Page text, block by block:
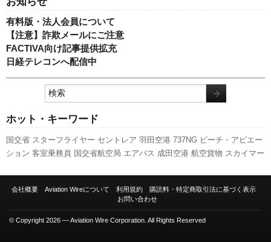
有料版・法人会員について
【注意】詐欺メールにご注意
FACTIVA向け記事提供拡充
日経テレコンへ配信中
ホット・キーワード
国交省 スターフライヤー セントレア 羽田空港 737NG ピーチ・アビエー
ション 客室乗務員 国交省航空局 エアバス 成田空港 航空貨物 スカイマー
ングス 人事 福岡空港 利用実績 旅客数 787 全日空 A320 先週の注目記事
会社概要 Aviation Wireについて 利用規約
購読料・特定商取引法に基づく表示
お問い合わせ
© Copyright 2026 — Aviation Wire Corporation. All Rights Reserved